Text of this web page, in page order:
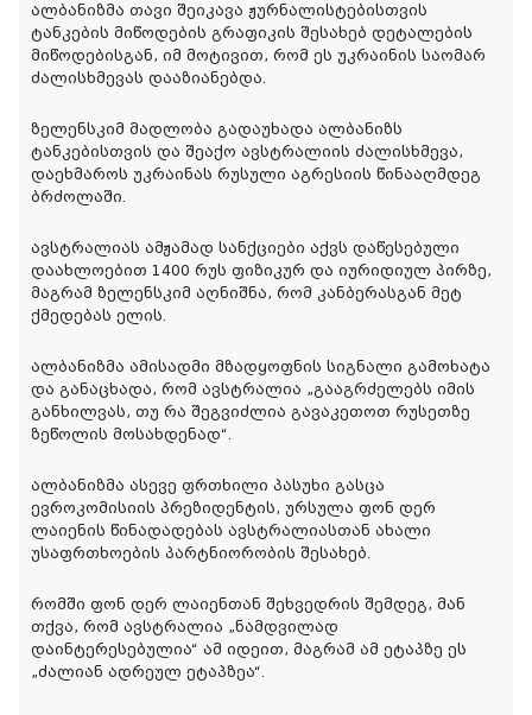
ალბანიზმა თავი შეიკავა ჟურნალისტებისთვის
ტანკების მიწოდების გრაფიკის შესახებ დეტალების
მიწოდებისგან, იმ მოტივით, რომ ეს უკრაინის საომარ
ძალისხმევას დააზიანებდა.
ზელენსკიმ მადლობა გადაუხადა ალბანიზს
ტანკებისთვის და შეაქო ავსტრალიის ძალისხმევა,
დაეხმაროს უკრაინას რუსული აგრესიის წინააღმდეგ
ბრძოლაში.
ავსტრალიას ამჟამად სანქციები აქვს დაწესებული
დაახლოებით 1400 რუს ფიზიკურ და იურიდიულ პირზე,
მაგრამ ზელენსკიმ აღნიშნა, რომ კანბერასგან მეტ
ქმედებას ელის.
ალბანიზმა ამისადმი მზადყოფნის სიგნალი გამოხატა
და განაცხადა, რომ ავსტრალია „გააგრძელებს იმის
განხილვას, თუ რა შეგვიძლია გავაკეთოთ რუსეთზე
ზეწოლის მოსახდენად“.
ალბანიზმა ასევე ფრთხილი პასუხი გასცა
ევროკომისიის პრეზიდენტის, ურსულა ფონ დერ
ლაიენის წინადადებას ავსტრალიასთან ახალი
უსაფრთხოების პარტნიორობის შესახებ.
რომში ფონ დერ ლაიენთან შეხვედრის შემდეგ, მან
თქვა, რომ ავსტრალია „ნამდვილად
დაინტერესებულია“ ამ იდეით, მაგრამ ამ ეტაპზე ეს
„ძალიან ადრეულ ეტაპზეა“.